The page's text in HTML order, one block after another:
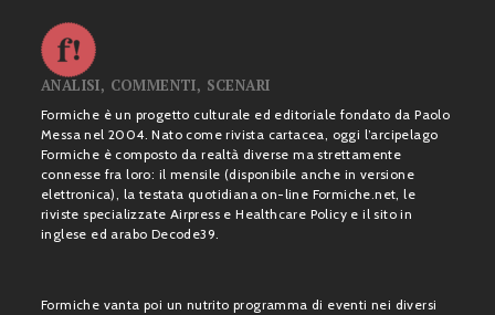
ANALISI, COMMENTI, SCENARI
Formiche è un progetto culturale ed editoriale fondato da Paolo
Messa nel 2004. Nato come rivista cartacea, oggi l’arcipelago
Formiche è composto da realtà diverse ma strettamente
connesse fra loro: il mensile (disponibile anche in versione
elettronica), la testata quotidiana on-line Formiche.net, le
riviste specializzate Airpress e Healthcare Policy e il sito in
inglese ed arabo Decode39.
Formiche vanta poi un nutrito programma di eventi nei diversi